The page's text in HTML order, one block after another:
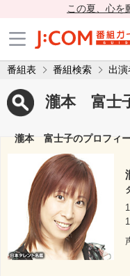
この夏、心を
番組表 番組検索 出演
瀧本 富士
瀧本 富士子のプロフィ